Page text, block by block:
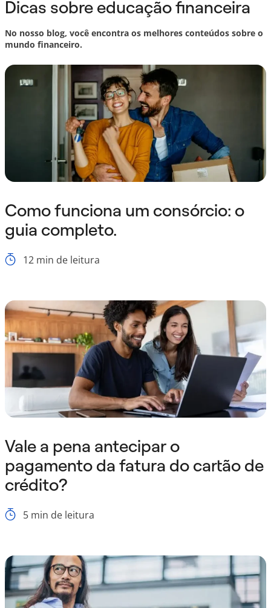
Dicas sobre educação financeira
No nosso blog, você encontra os melhores conteúdos sobre o
mundo financeiro.
Como funciona um consórcio: o
guia completo.
12 min de leitura
Vale a pena antecipar o
pagamento da fatura do cartão de
crédito?
5 min de leitura